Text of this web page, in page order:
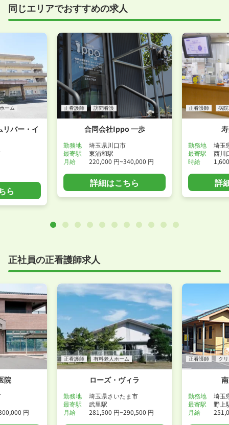
事前に確認することは可能ですので、お気軽にお申し
付けください！
同じエリアでおすすめの求人
ーム
バー・イ
ら
正看護師 訪問看護
合同会社Ippo 一歩
勤務地
埼玉県川口市
最寄駅
東浦和駅
月給
220,000 円~340,000 円
詳細はこちら
正看護師 病院
勤務地
埼玉
最寄駅
西川
時給
詳
正社員の正看護師求人
院
円
正看護師 有料老人ホーム
ローズ・ヴィラ
勤務地
埼玉県さいたま市
最寄駅
武里駅
月給
281,500 円~290,500 円
正看護師 ク
勤務地
埼玉
最寄駅
野上
月給